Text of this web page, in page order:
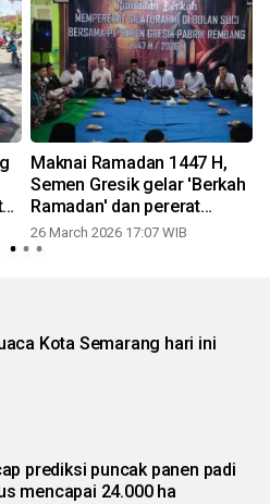
Maknai Ramadan 1447 H,
Semen Gresik gelar 'Berkah
Ramadan' dan pererat
silaturahmi bersama
masyarakat enam desa di
26 March 2026 17:07 WIB
Kota Semarang hari ini
prediksi puncak panen padi
mencapai 24.000 ha